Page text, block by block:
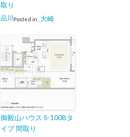
取り
Posted in
品川 大崎
御殿山ハウス S-100Bタ
イプ 間取り